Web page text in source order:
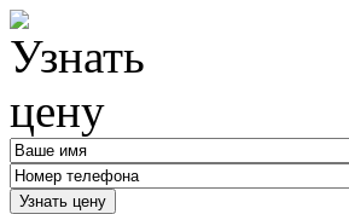
Узнать цену